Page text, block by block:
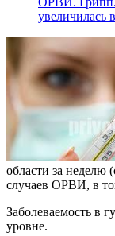
увеличилась
области за неделю
случаев ОРВИ, в
Заболеваемость в
уровне.